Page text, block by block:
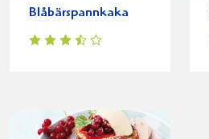
Blåbärspannkaka